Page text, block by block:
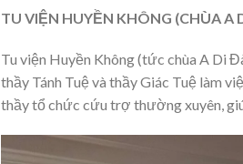
TU VIỆN HUYỀN KHÔNG (CHÙA A
Tu viện Huyền Không (tức chùa A Di
thầy Tánh Tuệ và thầy Giác Tuệ làm
thầy tổ chức cứu trợ thường xuyên,